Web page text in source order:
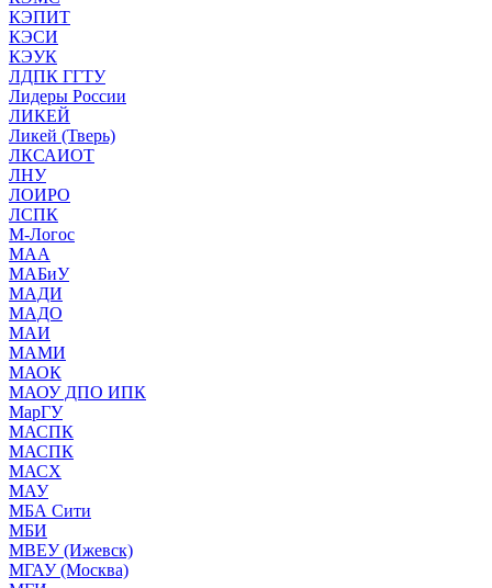
КЭПИТ
КЭСИ
КЭУК
ЛДПК ГГТУ
Лидеры России
ЛИКЕЙ
Ликей (Тверь)
ЛКСАИОТ
ЛНУ
ЛОИРО
ЛСПК
М-Логос
МАА
МАБиУ
МАДИ
МАДО
МАИ
МАМИ
МАОК
МАОУ ДПО ИПК
МарГУ
МАСПК
МАСПК
МАСХ
МАУ
МБА Сити
МБИ
МВЕУ (Ижевск)
МГАУ (Москва)